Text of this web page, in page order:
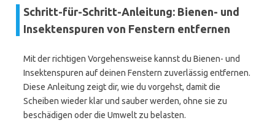
Schritt-für-Schritt-Anleitung: Bienen- und
Insektenspuren von Fenstern entfernen
Mit der richtigen Vorgehensweise kannst du Bienen- und
Insektenspuren auf deinen Fenstern zuverlässig entfernen.
Diese Anleitung zeigt dir, wie du vorgehst, damit die
Scheiben wieder klar und sauber werden, ohne sie zu
beschädigen oder die Umwelt zu belasten.